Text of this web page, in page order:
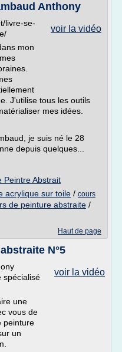
Anthony
voir la vidéo
livre-se-
mon
J'utilise tous les outils
mes idées.
je suis né le 28
depuis quelques...
Peintre Abstrait
acrylique sur toile / cours
de peinture abstraite /
Haut de page
N°5
voir la vidéo
spécialisé
une
vous de
peinture
un